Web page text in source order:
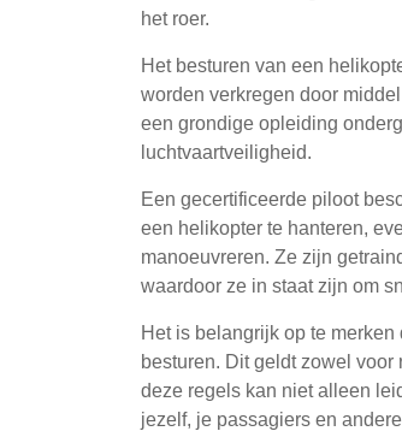
het roer.
Het besturen van een
worden verkregen door
een grondige opleiding
luchtvaartveiligheid.
Een gecertificeerde piloot
een helikopter te hanteren,
manoeuvreren. Ze zijn
waardoor ze in staat zijn om
Het is belangrijk op te
besturen. Dit geldt zowel
deze regels kan niet alleen
jezelf, je passagiers en